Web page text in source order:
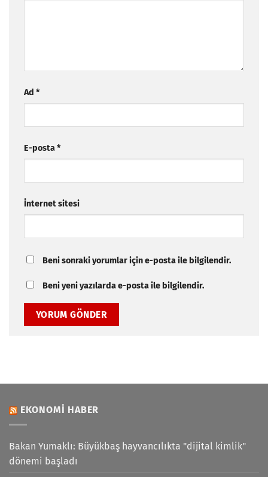
Ad *
E-posta*
İnternet sitesi
Beni sonraki yorumlar için e-posta ile bilgilendir.
Beni yeni yazılarda e-posta ile bilgilendir.
EKONOMI HABER
Bakan Yumaklı: Büyükbaş hayvancılıkta "dijital kimlik"
dönemi başladı